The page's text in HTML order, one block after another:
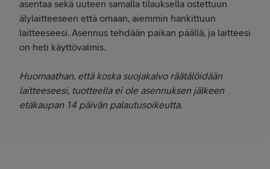
asentaa sekä uuteen samalla tilauksella ostettuun
älylaitteeseen että omaan, aiemmin hankittuun
laitteeseesi. Asennus tehdään paikan päällä, ja laitteesi
on heti käyttövalmis.
Huomaathan, että koska suojakalvo räätälöidään
laitteeseesi, tuotteella ei ole asennuksen jälkeen
etäkaupan 14 päivän palautusoikeutta.